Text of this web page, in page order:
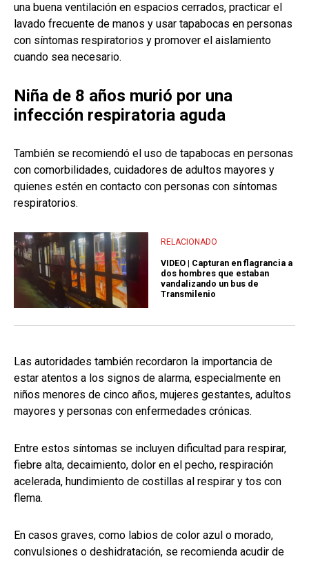
una buena ventilación en espacios cerrados, practicar el
lavado frecuente de manos y usar tapabocas en personas
con síntomas respiratorios y promover el aislamiento
cuando sea necesario.
Niña de 8 años murió por una
infección respiratoria aguda
También se recomiendó el uso de tapabocas en personas
con comorbilidades, cuidadores de adultos mayores y
quienes estén en contacto con personas con síntomas
respiratorios.
RELACIONADO
VIDEO | Capturan en flagrancia a
dos hombres que estaban
vandalizando un bus de
Transmilenio
Las autoridades también recordaron la importancia de
estar atentos a los signos de alarma, especialmente en
niños menores de cinco años, mujeres gestantes, adultos
mayores y personas con enfermedades crónicas.
Entre estos síntomas se incluyen dificultad para respirar,
fiebre alta, decaimiento, dolor en el pecho, respiración
acelerada, hundimiento de costillas al respirar y tos con
flema.
En casos graves, como labios de color azul o morado,
convulsiones o deshidratación, se recomienda acudir de